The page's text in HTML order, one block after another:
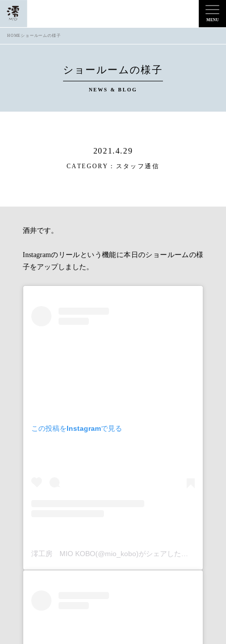
HOME ショールームの様子
ショールームの様子
NEWS & BLOG
2021.4.29
CATEGORY： スタッフ通信
酒井です。
Instagramのリールという機能に本日のショールームの様
子をアップしました。
この投稿をInstagramで見る